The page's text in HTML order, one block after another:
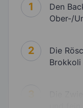
1
Den
Ober-/
2
Die
Brokkoli